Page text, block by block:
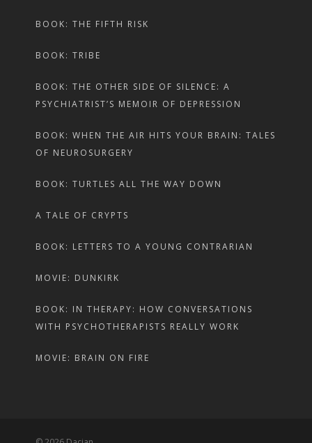
BOOK: THE FIFTH RISK
BOOK: TRIBE
BOOK: THE OTHER SIDE OF SILENCE: A
PSYCHIATRIST’S MEMOIR OF DEPRESSION
BOOK: WHEN THE AIR HITS YOUR BRAIN: TALES
OF NEUROSURGERY
BOOK: TURTLES ALL THE WAY DOWN
A TALE OF CRYPTS
BOOK: LETTERS TO A YOUNG CONTRARIAN
MOVIE: DUNKIRK
BOOK: IN THERAPY: HOW CONVERSATIONS
WITH PSYCHOTHERAPISTS REALLY WORK
MOVIE: BRAIN ON FIRE